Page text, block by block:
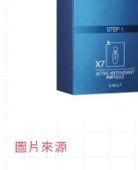
圖片來源